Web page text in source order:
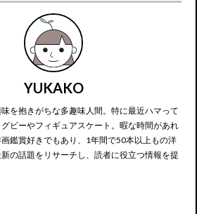
YUKAKO
を抱きがちな多趣味人間。特に最近ハマって
ビーやフィギュアスケート。暇な時間があれ
鑑賞好きでもあり、1年間で50本以上もの洋
の話題をリサーチし、読者に役立つ情報を提